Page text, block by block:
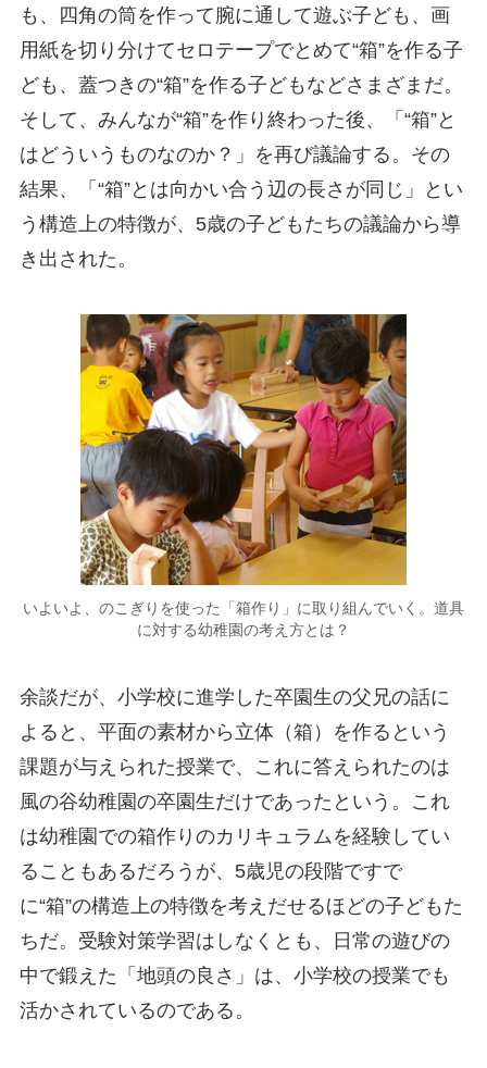
も、四角の筒を作って腕に通して遊ぶ子ども、画
用紙を切り分けてセロテープでとめて“箱”を作る子
ども、蓋つきの“箱”を作る子どもなどさまざまだ。
そして、みんなが“箱”を作り終わった後、「“箱”と
はどういうものなのか？」を再び議論する。その
結果、「“箱”とは向かい合う辺の長さが同じ」とい
う構造上の特徴が、5歳の子どもたちの議論から導
き出された。
いよいよ、のこぎりを使った「箱作り」に取り組んでいく。道具
に対する幼稚園の考え方とは？
余談だが、小学校に進学した卒園生の父兄の話に
よると、平面の素材から立体（箱）を作るという
課題が与えられた授業で、これに答えられたのは
風の谷幼稚園の卒園生だけであったという。これ
は幼稚園での箱作りのカリキュラムを経験してい
ることもあるだろうが、5歳児の段階ですで
に“箱”の構造上の特徴を考えだせるほどの子どもた
ちだ。受験対策学習はしなくとも、日常の遊びの
中で鍛えた「地頭の良さ」は、小学校の授業でも
活かされているのである。